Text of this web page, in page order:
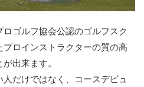
ゴルフ協会公認のゴルフスク
ロインストラクターの質の高
出来ます。
だけではなく、コースデビュ